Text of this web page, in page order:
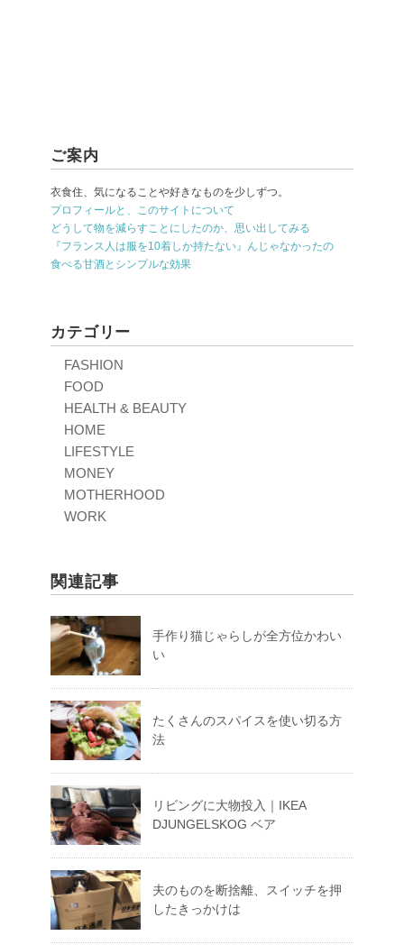
ご案内
衣食住、気になることや好きなものを少しずつ。
プロフィールと、このサイトについて
どうして物を減らすことにしたのか、思い出してみる
『フランス人は服を10着しか持たない』んじゃなかったの
食べる甘酒とシンプルな効果
カテゴリー
FASHION
FOOD
HEALTH & BEAUTY
HOME
LIFESTYLE
MONEY
MOTHERHOOD
WORK
関連記事
手作り猫じゃらしが全方位かわい
い
たくさんのスパイスを使い切る方
法
リビングに大物投入｜IKEA
DJUNGELSKOG ベア
夫のものを断捨離、スイッチを押
したきっかけは